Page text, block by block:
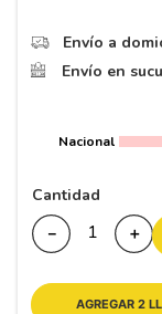
Envío a
Envío en
Nacional
Cantidad
＋
－
AGREGAR 2